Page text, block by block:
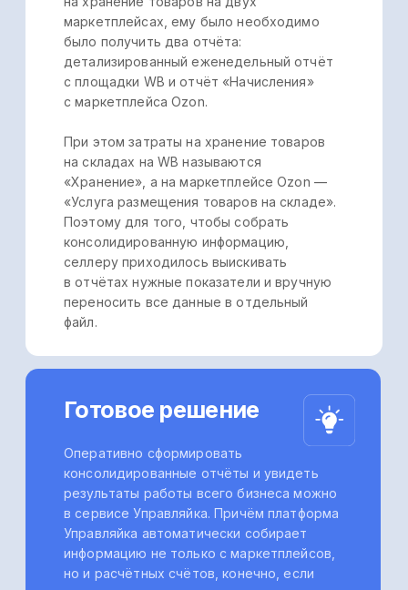
Но чтобы определить операционную
прибыль, необходимо сначала
распределить затраты по категориям,
выбрать операционные и только затем
селлер может рассчитать этот показатель
Конечно, экономических бизнес-
переносить их в отдельные файлы
и рассчитывать самостоятельно. Любая
ошибка при переносе или в расчёте может
вылиться в неправильное управленческое
решение и убыточную стратегию.
Используйте готовые
по вашему бизнесу, которые
рассчитывают автоматизированные
учета. Платформа Управляйка
автоматом собирает отчет PnL,
экономические показатели
(см. скриншот 3 ниже).
Готовое решение